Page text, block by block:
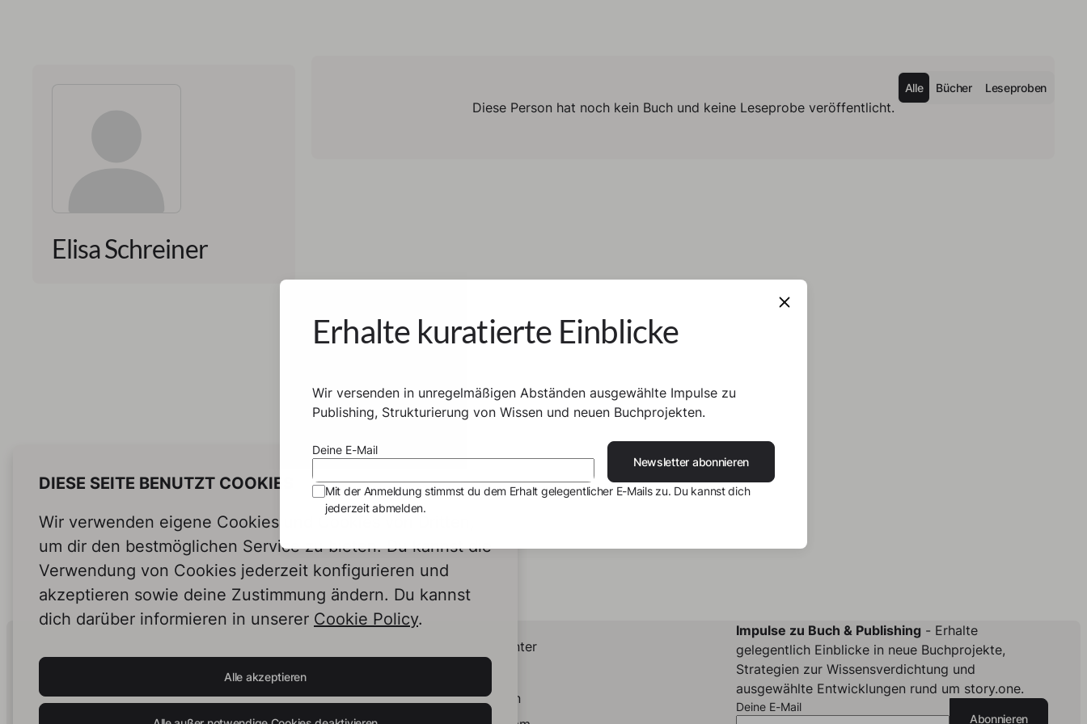
Elisa Schreiner
Alle Bücher Leseproben
Diese Person hat noch kein Buch und keine Leseprobe veröffentlicht.
DIESE SEITE BENUTZT COOKIES
Wir verwenden eigene Cookies und Cookies von Dritten,
um dir den bestmöglichen Service zu bieten. Du kannst die
Verwendung von Cookies jederzeit konfigurieren und
akzeptieren sowie deine Zustimmung ändern. Du kannst
dich darüber informieren in unserer Cookie Policy.
Alle akzeptieren
Human Intelligence.
In Print.
Impulse zu Buch & Publishing- Erhalte
gelegentlich Einblicke in neue Buchprojekte,
Strategien zur Wissensverdichtung und
ausgewählte Entwicklungen rund um story.one.
Deine E-Mail
Abonnieren
Helpcenter
LinkedIn
Erhalte kuratierte Einblicke
Wir versenden in unregelmäßigen Abständen ausgewählte Impulse zu
Publishing, Strukturierung von Wissen und neuen Buchprojekten.
Deine E-Mail
Newsletter abonnieren
Mit der Anmeldung stimmst du dem Erhalt gelegentlicher E-Mails zu. Du kannst dich
jederzeit abmelden.